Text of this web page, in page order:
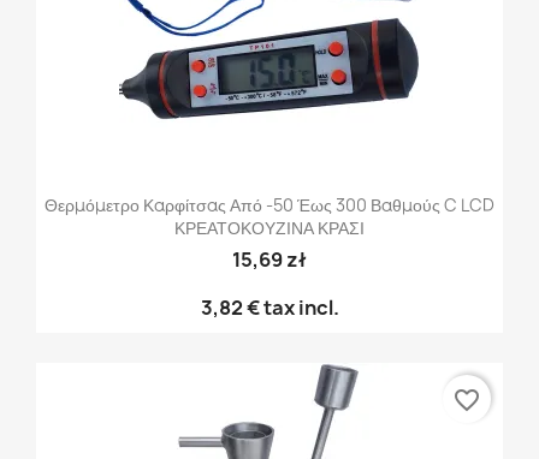
Θερμόμετρο Καρφίτσας Από -50 Έως 300 Βαθμούς C LCD
ΚΡΕΑΤΟΚΟΥΖΙΝΑ ΚΡΑΣΙ
15,69 zł
3,82 €tax incl.
favorite_border